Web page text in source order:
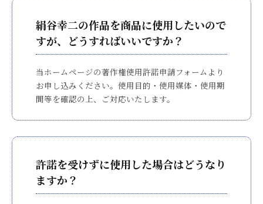
絹谷幸二の作品を商品に使用したいので
すが、どうすればいいですか？
当ホームページの著作権使用許諾申請フォームより
お申し込みください。使用目的・使用媒体・使用期
間等を確認の上、ご対応いたします。
許諾を受けずに使用した場合はどうなり
ますか？